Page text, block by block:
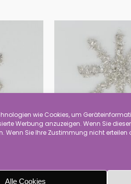
wie Cookies, um
Werbung anzuzeigen. Wenn Sie
Wenn Sie Ihre Zustimmung nicht
Alle Cookies
(6) Stern